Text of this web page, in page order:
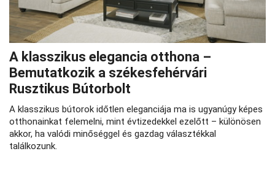
A klasszikus elegancia otthona –
Bemutatkozik a székesfehérvári
Rusztikus Bútorbolt
A klasszikus bútorok időtlen eleganciája ma is ugyanúgy képes
otthonainkat felemelni, mint évtizedekkel ezelőtt – különösen
akkor, ha valódi minőséggel és gazdag választékkal
találkozunk.